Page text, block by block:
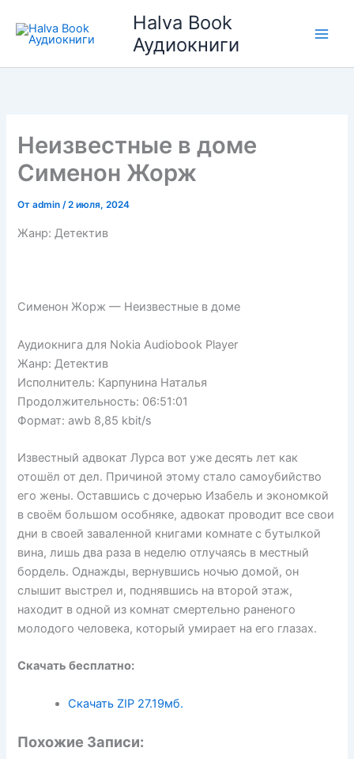
содержимому
Halva Book
Аудиокниги
Неизвестные в доме
Сименон Жорж
Отadmin/2 июля, 2024
Жанр: Детектив
Сименон Жорж — Неизвестные в доме
Аудиокнига для Nokia Audiobook Player
Жанр: Детектив
Исполнитель: Карпунина Наталья
Продолжительность: 06:51:01
Формат: awb 8,85 kbit/s
Известный адвокат Лурса вот уже десять лет как
отошёл от дел. Причиной этому стало самоубийство
его жены. Оставшись с дочерью Изабель и экономкой
в своём большом особняке, адвокат проводит все свои
дни в своей заваленной книгами комнате с бутылкой
вина, лишь два раза в неделю отлучаясь в местный
бордель. Однажды, вернувшись ночью домой, он
слышит выстрел и, поднявшись на второй этаж,
находит в одной из комнат смертельно раненого
молодого человека, который умирает на его глазах.
Скачать бесплатно:
Скачать ZIP 27.19мб.
Похожие Записи: